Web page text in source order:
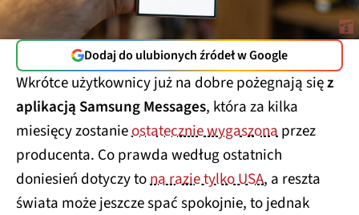
Dodaj do ulubionych źródeł w Google
Wkrótce użytkownicy już na dobre pożegnają sięz
aplikacją Samsung Messages, która za kilka
miesięcy zostanieostatecznie wygaszonaprzez
producenta. Co prawda według ostatnich
doniesień dotyczy tona razie tylko USA, a reszta
świata może jeszcze spać spokojnie, to jednak